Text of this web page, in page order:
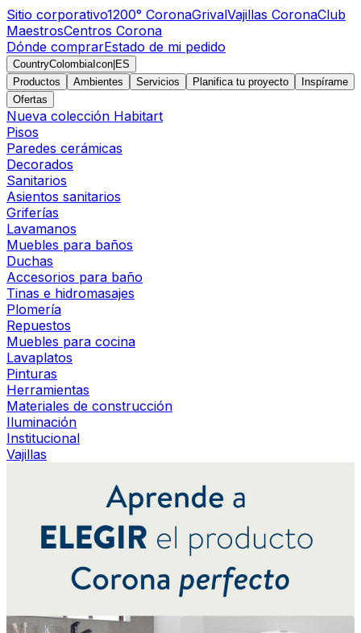
Sitio corporativo1200° CoronaGrivalVajillas CoronaClub
MaestrosCentros Corona
Dónde comprarEstado de mi pedido
CountryColombiaIcon ES
Productos
Ambientes Servicios Planifica tu proyecto
Inspírame
Ofertas
Nueva colección Habitart
Pisos
Paredes cerámicas
Decorados
Sanitarios
Asientos sanitarios
Griferías
Lavamanos
Muebles para baños
Duchas
Accesorios para baño
Tinas e hidromasajes
Plomería
Repuestos
Muebles para cocina
Lavaplatos
Pinturas
Herramientas
Materiales de construcción
Iluminación
Institucional
Vajillas